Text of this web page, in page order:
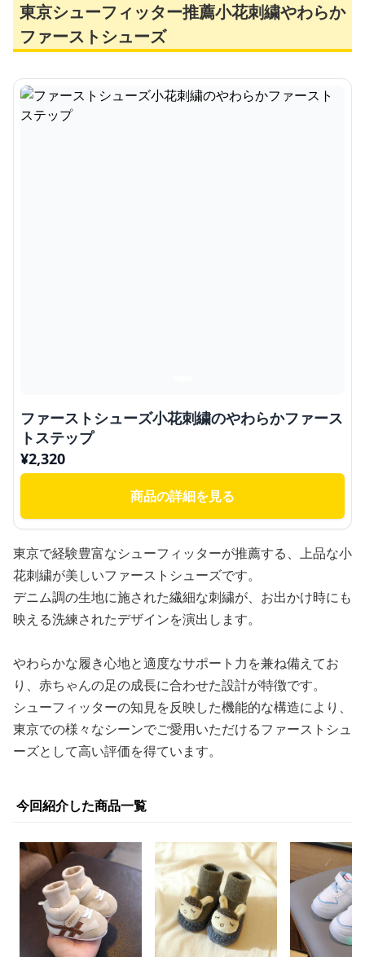
東京シューフィッター推薦小花刺繍やわらか
ファーストシューズ
ファーストシューズ小花刺繍のやわらかファース
トステップ
¥2,320
商品の詳細を見る
東京で経験豊富なシューフィッターが推薦する、上品な小
花刺繍が美しいファーストシューズです。
デニム調の生地に施された繊細な刺繍が、お出かけ時にも
映える洗練されたデザインを演出します。
やわらかな履き心地と適度なサポート力を兼ね備えてお
り、赤ちゃんの足の成長に合わせた設計が特徴です。
シューフィッターの知見を反映した機能的な構造により、
東京での様々なシーンでご愛用いただけるファーストシュ
ーズとして高い評価を得ています。
今回紹介した商品一覧